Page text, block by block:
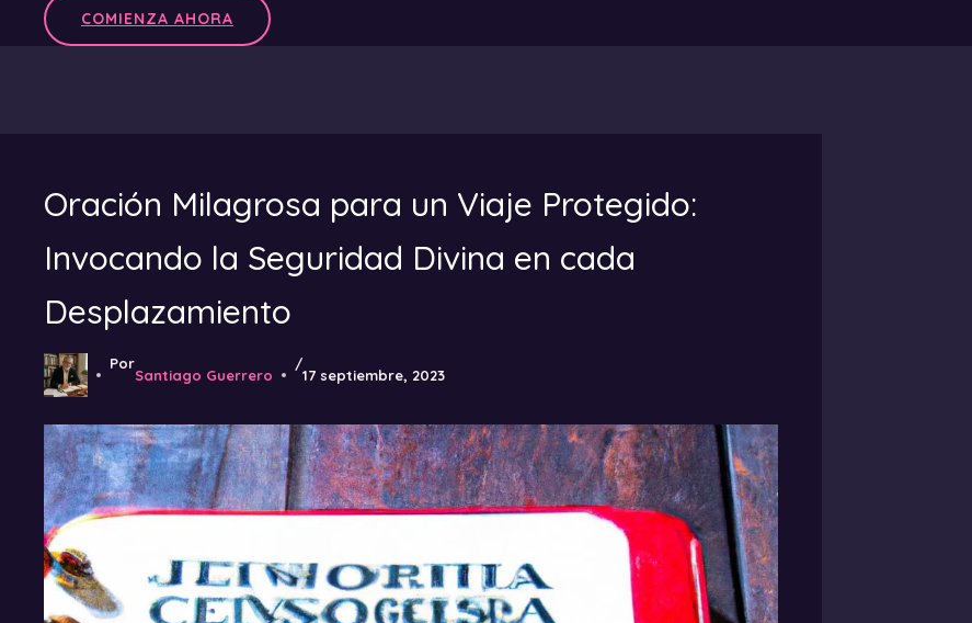
COMIENZA AHORA
Oración Milagrosa para un Viaje Protegido:
Invocando la Seguridad Divina en cada
Desplazamiento
Por
Santiago Guerrero
/
17 septiembre, 2023